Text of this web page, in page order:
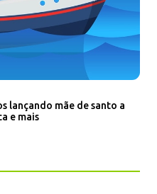
lançando mãe de santo a
e mais